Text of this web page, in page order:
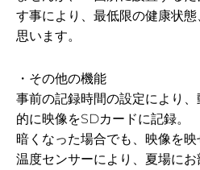
す事により、最低限の健康状
思います。
・その他の機能
事前の記録時間の設定により
的に映像をSDカードに記録。
暗くなった場合でも、映像を映
温度センサーにより、夏場に